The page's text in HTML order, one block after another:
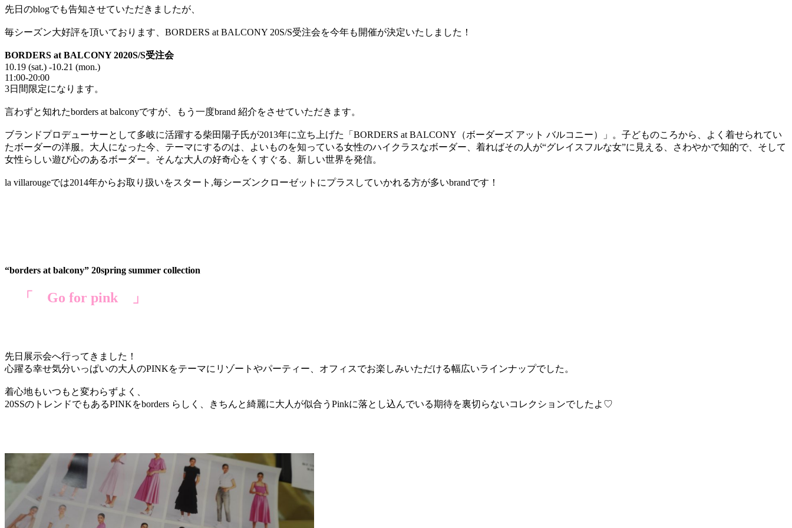
先日のblogでも告知させていただきましたが、
毎シーズン大好評を頂いております、BORDERS at BALCONY 20S/S受注会を今年も開催が決定いたしました！
BORDERS at BALCONY 2020S/S受注会
10.19 (sat.) -10.21 (mon.)
11:00-20:00
3日間限定になります。
言わずと知れたborders at balconyですが、もう一度brand 紹介をさせていただきます。
ブランドプロデューサーとして多岐に活躍する柴田陽子氏が2013年に立ち上げた「BORDERS at BALCONY（ボーダーズ アット バルコニー）」。子どものころから、よく着せられてい
たボーダーの洋服。大人になった今、テーマにするのは、よいものを知っている女性のハイクラスなボーダー、着ればその人が“グレイスフルな女”に見える、さわやかで知的で、そして
女性らしい遊び心のあるボーダー。そんな大人の好奇心をくすぐる、新しい世界を発信。
la villarougeでは2014年からお取り扱いをスタート,毎シーズンクローゼットにプラスしていかれる方が多いbrandです！
“borders at balcony” 20spring summer collection
「 Go for pink 」
先日展示会へ行ってきました！
心躍る幸せ気分いっぱいの大人のPINKをテーマにリゾートやパーティー、オフィスでお楽しみいただける幅広いラインナップでした。
着心地もいつもと変わらずよく、
20SSのトレンドでもあるPINKをborders らしく、きちんと綺麗に大人が似合うPinkに落とし込んでいる期待を裏切らないコレクションでしたよ♡